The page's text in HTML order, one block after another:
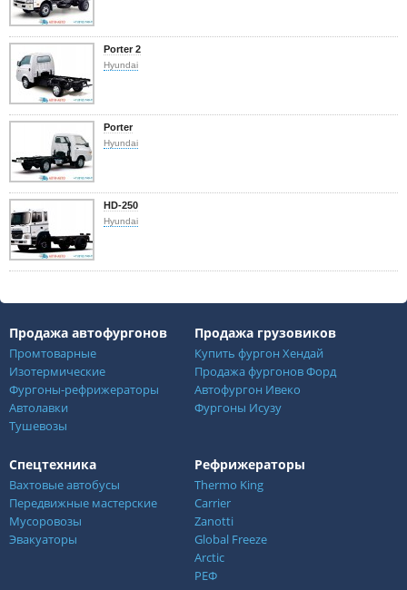
Porter 2
Hyundai
Porter
Hyundai
HD-250
Hyundai
Продажа автофургонов
Промтоварные
Изотермические
Фургоны-рефрижераторы
Автолавки
Тушевозы
Продажа грузовиков
Купить фургон Хендай
Продажа фургонов Форд
Автофургон Ивеко
Фургоны Исузу
Спецтехника
Вахтовые автобусы
Передвижные мастерские
Мусоровозы
Эвакуаторы
Рефрижераторы
Thermo King
Carrier
Zanotti
Global Freeze
Arctic
РЕФ